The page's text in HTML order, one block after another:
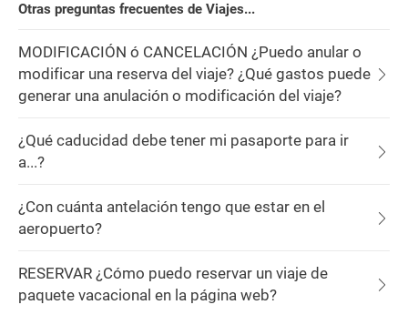
Otras preguntas frecuentes de Viajes...
MODIFICACIÓN ó CANCELACIÓN ¿Puedo anular o
modificar una reserva del viaje? ¿Qué gastos puede
generar una anulación o modificación del viaje?
¿Qué caducidad debe tener mi pasaporte para ir
a...?
¿Con cuánta antelación tengo que estar en el
aeropuerto?
RESERVAR ¿Cómo puedo reservar un viaje de
paquete vacacional en la página web?